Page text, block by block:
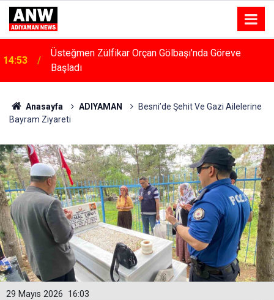
14:48 Menfeze Çarpan Araç Sürücüsü Yaralandı
Anasayfa ADIYAMAN
Besni’de Şehit Ve Gazi Ailelerine
Bayram Ziyareti
16:03
29 Mayıs 2026